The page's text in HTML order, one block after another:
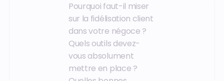
Pourquoi faut-il miser
sur la fidélisation client
dans votre négoce ?
Quels outils devez-
vous absolument
mettre en place ?